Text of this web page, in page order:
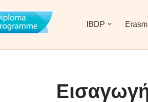
IBDP